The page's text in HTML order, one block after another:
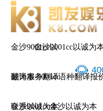
金沙9001cc以
诚为本-9001cc
金沙以诚为本
金沙9001cc以诚为
翻译服务翻译语种翻译报
联系9001cc金沙以诚为本